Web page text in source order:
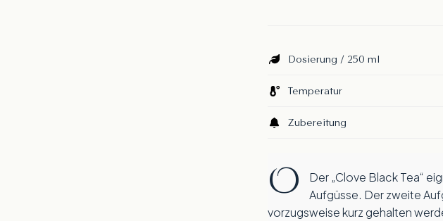
Dosierung / 250 ml
Temperatur
Zubereitung
O
Der „Clove Black Tea“ eignet sich gut für mehrere
Aufgüsse. Der zweite
vorzugsweise kurz gehalten